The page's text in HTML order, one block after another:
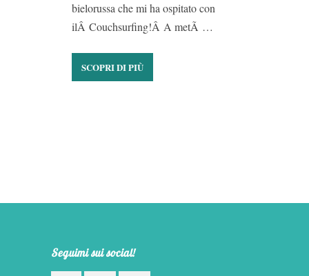
bielorussa che mi ha ospitato con
ilÂ Couchsurfing!Â A metÃ …
SCOPRI DI PIÙ
Seguimi sui social!